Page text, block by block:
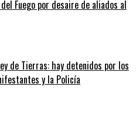
Fuego por desaire de aliados al
de Tierras: hay detenidos por los
y la Policía